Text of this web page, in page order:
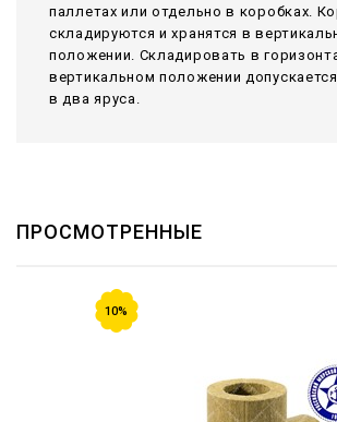
паллетах или отдельно в коробках.
складируются и хранятся в
положении. Складировать в
вертикальном положении
в два яруса.
ПРОСМОТРЕННЫЕ
10%